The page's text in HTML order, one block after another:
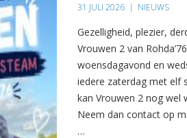
31 JULI 2026 | NIEUWS
Gezelligheid, plezier,
Vrouwen 2 van
woensdagavond en
iedere zaterdag met elf
kan Vrouwen 2 nog wel
Neem dan contact op
…